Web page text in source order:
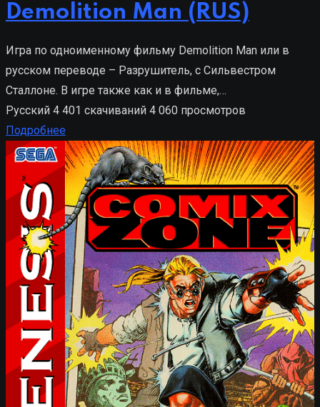
Demolition Man (RUS)
Игра по одноименному фильму Demolition Man или в
русском переводе – Разрушитель, с Сильвестром
Сталлоне. В игре также как и в фильме,…
Русский 4 401 скачиваний 4 060 просмотров
Подробнее